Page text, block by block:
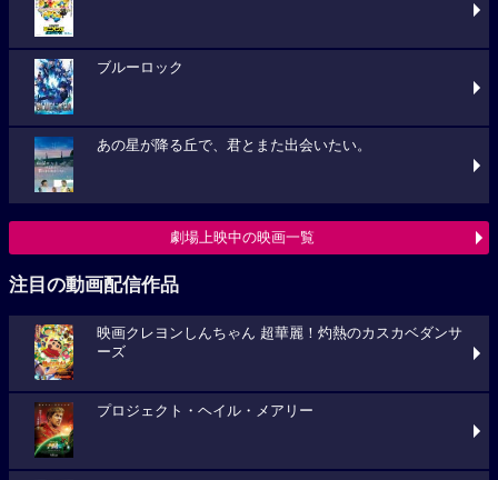
ブルーロック
あの星が降る丘で、君とまた出会いたい。
劇場上映中の映画一覧
注目の動画配信作品
映画クレヨンしんちゃん 超華麗！灼熱のカスカベダンサ
ーズ
プロジェクト・ヘイル・メアリー